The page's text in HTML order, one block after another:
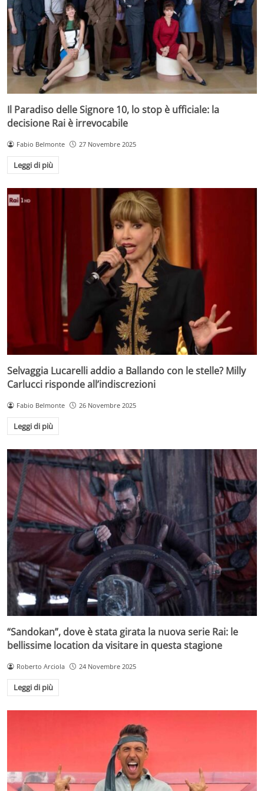
Il Paradiso delle Signore 10, lo stop è ufficiale: la
decisione Rai è irrevocabile
Fabio Belmonte 27 Novembre 2025
Leggi di più
Selvaggia Lucarelli addio a Ballando con le stelle? Milly
Carlucci risponde all’indiscrezioni
Fabio Belmonte 26 Novembre 2025
Leggi di più
“Sandokan”, dove è stata girata la nuova serie Rai: le
bellissime location da visitare in questa stagione
Roberto Arciola 24 Novembre 2025
Leggi di più